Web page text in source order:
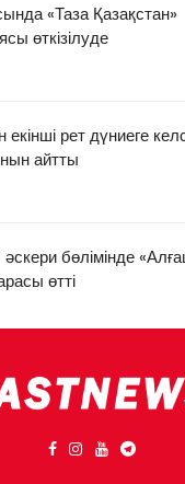
«Таза Қазақстан»
өткізілуде
екінші рет дүниеге
айтты
бөлімінде
өтті